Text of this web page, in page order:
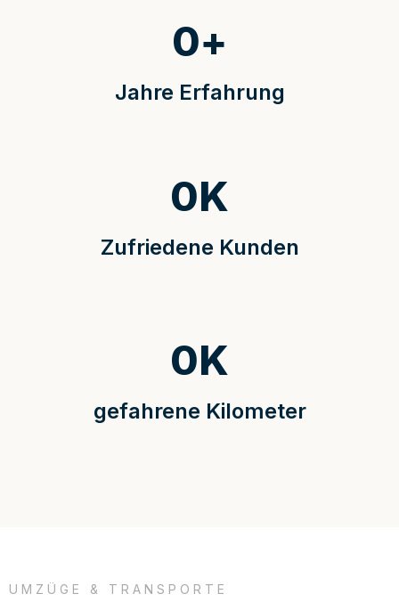
Jahre Erfahrung
0+
Zufriedene Kunden
0K
gefahrene Kilometer
0K
UMZÜGE & TRANSPORTE